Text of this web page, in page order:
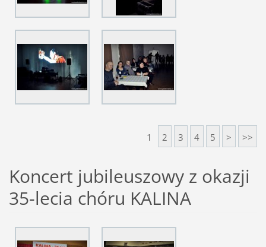
1 2 3 4 5 > >>
Koncert jubileuszowy z okazji
35-lecia chóru KALINA